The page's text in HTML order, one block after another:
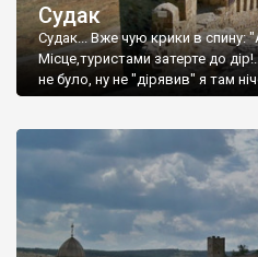
Судак
Судак... Вже чую крики в спину:
Місце,туристами затерте до
не було, ну не "дірявив" я там